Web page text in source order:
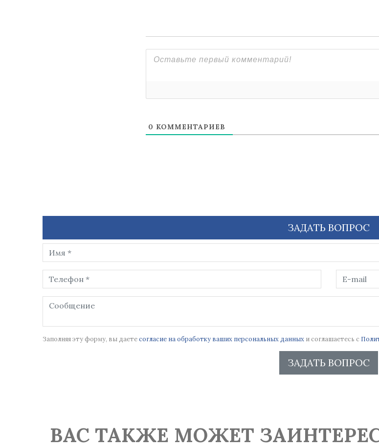
0 КОММЕНТАРИЕВ
ЗАДАТЬ ВОПРОС
Заполняя эту форму, вы даетесогласие на обработку ваших персональных данных и соглашаетесь с
ЗАДАТЬ ВОПРОС
ВАС ТАКЖЕ МОЖЕТ